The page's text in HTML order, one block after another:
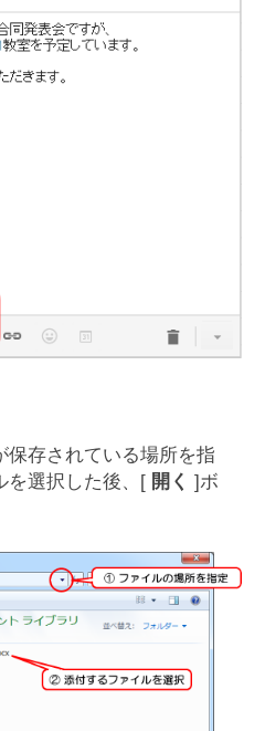
保存されている場所を指
を選択した後、[ 開く ]ボ